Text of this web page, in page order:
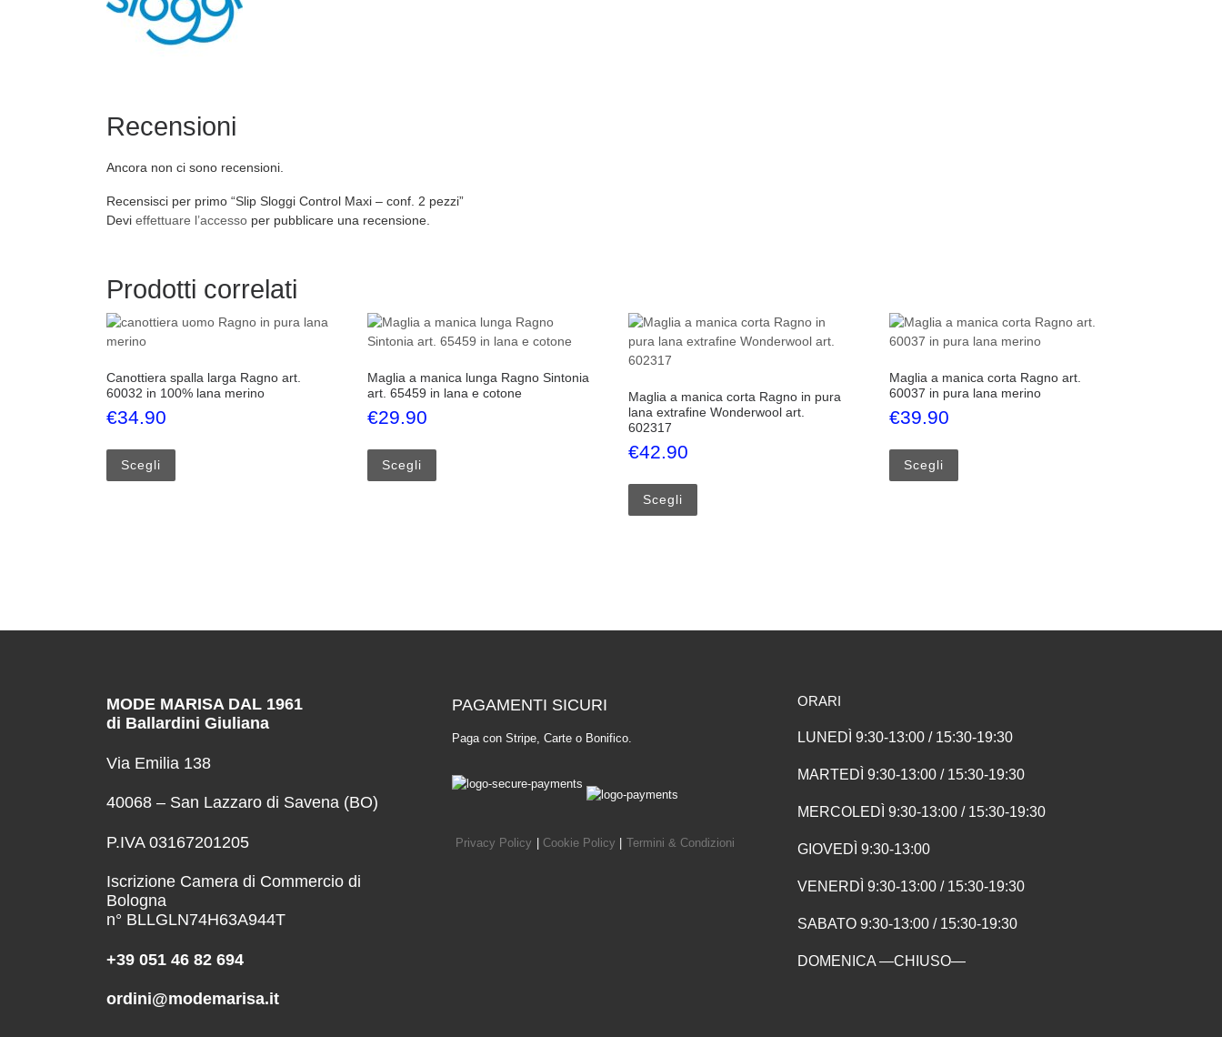
Recensioni
Ancora non ci sono recensioni.
Recensisci per primo “Slip Sloggi Control Maxi – conf. 2 pezzi”
Devi effettuare l’accesso per pubblicare una recensione.
Prodotti correlati
Canottiera spalla larga Ragno art.
60032 in 100% lana merino
€34.90
Scegli
Questo prodotto ha più varianti. Le opzioni possono essere scelte nella pagina del prodotto
Maglia a manica lunga Ragno Sintonia
art. 65459 in lana e cotone
€29.90
Scegli
Questo prodotto ha più varianti. Le opzioni possono essere scelte nella pagina del prodotto
Maglia a manica corta Ragno in pura
lana extrafine Wonderwool art.
602317
€42.90
Scegli
Questo prodotto ha più varianti. Le opzioni possono essere scelte nella pagina del prodotto
Maglia a manica corta Ragno art.
60037 in pura lana merino
€39.90
Scegli
MODE MARISA DAL 1961
di Ballardini Giuliana
Via Emilia 138
40068 – San Lazzaro di Savena (BO)
P.IVA 03167201205
Iscrizione Camera di Commercio di
Bologna
n° BLLGLN74H63A944T
+39 051 46 82 694
ordini@modemarisa.it
PAGAMENTI SICURI
Paga con Stripe, Carte o Bonifico.
Privacy Policy Cookie Policy Termini & Condizioni
ORARI
LUNEDÌ 9:30-13:00 / 15:30-19:30
MARTEDÌ 9:30-13:00 / 15:30-19:30
MERCOLEDÌ 9:30-13:00 / 15:30-19:30
GIOVEDÌ 9:30-13:00
VENERDÌ 9:30-13:00 / 15:30-19:30
SABATO 9:30-13:00 / 15:30-19:30
DOMENICA —CHIUSO—